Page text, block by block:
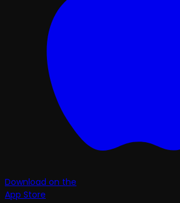
Download on the
App Store